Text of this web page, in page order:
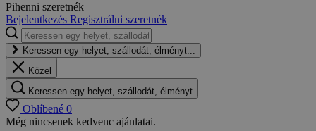
Pihenni szeretnék
Bejelentkezés Regisztrálni szeretnék
Keressen egy helyet, szállodát, élményt...
Közel
Keressen egy helyet, szállodát, élményt
Oblíbené 0
Még nincsenek kedvenc ajánlatai.